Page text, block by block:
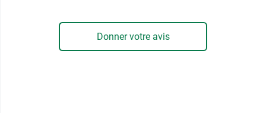
Donner votre avis